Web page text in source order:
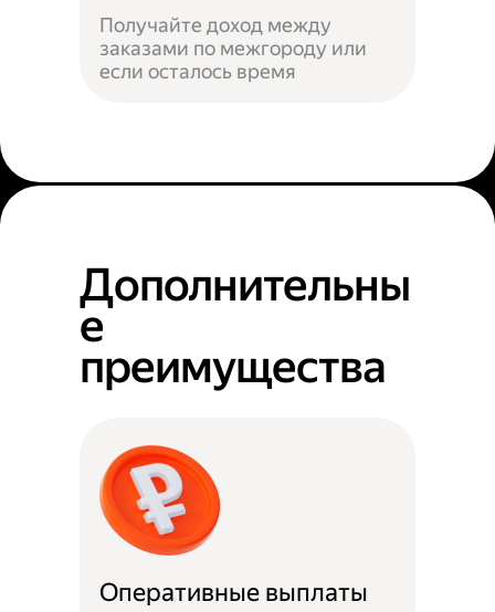
Получайте доход между
заказами по межгороду или
если осталось время
Дополнительны
е
преимущества
Оперативные выплаты